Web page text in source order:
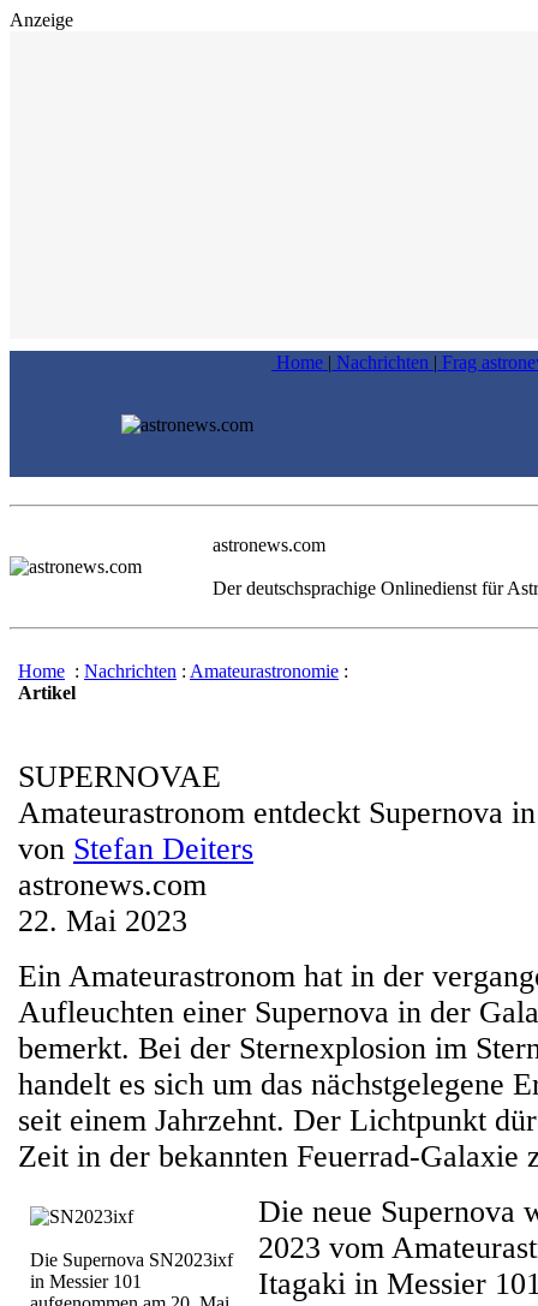
Anzeige
Home | Nachrichten | Frag
astronews.com
Der deutschsprachige Onlinedienst für
Home : Nachrichten : Amateurastronomie :
Artikel
SUPERNOVAE
Amateurastronom entdeckt Supernova
von Stefan Deiters
astronews.com
22. Mai 2023
Ein Amateurastronom hat in der
Aufleuchten einer Supernova in der
bemerkt. Bei der Sternexplosion im
handelt es sich um das nächstgelegene
seit einem Jahrzehnt. Der Lichtpunkt
Zeit in der bekannten Feuerrad-Galaxie
Die Supernova SN2023ixf
in Messier 101
Die neue Supernova
2023 vom
Itagaki in Messier